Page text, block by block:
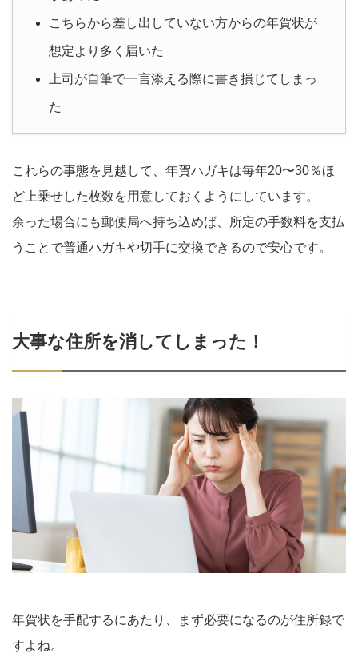
こちらから差し出していない方からの年賀状が
想定より多く届いた
上司が自筆で一言添える際に書き損じてしまっ
た
これらの事態を見越して、年賀ハガキは毎年20〜30％ほ
ど上乗せした枚数を用意しておくようにしています。
余った場合にも郵便局へ持ち込めば、所定の手数料を支払
うことで普通ハガキや切手に交換できるので安心です。
大事な住所を消してしまった！
年賀状を手配するにあたり、まず必要になるのが住所録で
すよね。